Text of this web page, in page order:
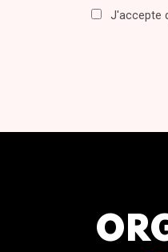
J'accepte